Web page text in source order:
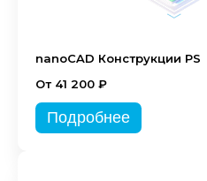
nanoCAD Конструкции PS
От 41 200 ₽
Подробнее